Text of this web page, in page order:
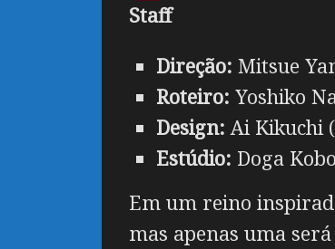
Staff
Direção: Mitsue
Roteiro: Yoshiko
Design: Ai Kikuchi
Estúdio: Doga
Em um reino
mas apenas uma